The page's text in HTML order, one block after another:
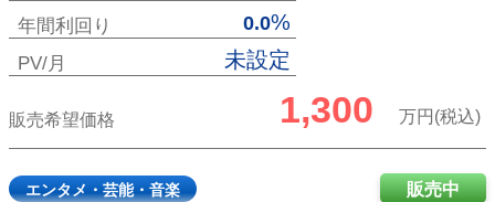
年間利回り 0.0%
PV/月 未設定
販売希望価格 1,300 万円(税込)
エンタメ・芸能・音楽 販売中